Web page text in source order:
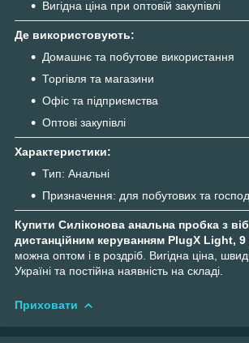
Вигідна ціна при оптовій закупівлі
Де використовують:
Домашнє та побутове використання
Торгівля та магазини
Офіс та підприємства
Оптові закупівлі
Характеристики:
Тип: Анальні
Призначення: для побутових та
Купити Силіконова анальна пробка з
дистанційним керуванням PlugX Light,
можна оптом і в роздріб. Вигідна ціна,
Україні та постійна наявність на складі.
Приховати